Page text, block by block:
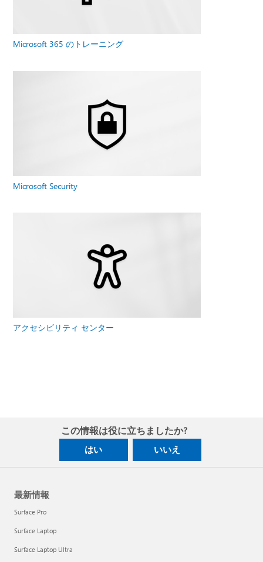
Microsoft 365 のトレーニング
Microsoft Security
アクセシビリティ センター
この情報は役に立ちましたか?
はい いいえ
最新情報
Surface Pro
Surface Laptop
Surface Laptop Ultra